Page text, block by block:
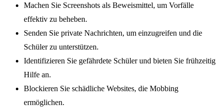
Machen Sie Screenshots als Beweismittel, um Vorfälle
effektiv zu beheben.
Senden Sie private Nachrichten, um einzugreifen und die
Schüler zu unterstützen.
Identifizieren Sie gefährdete Schüler und bieten Sie frühzeitig
Hilfe an.
Blockieren Sie schädliche Websites, die Mobbing
ermöglichen.